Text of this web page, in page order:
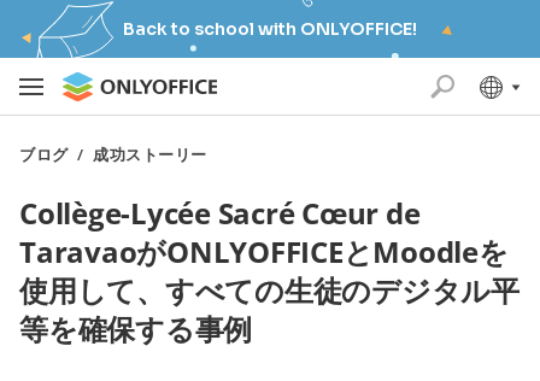
Back to school with ONLYOFFICE!
ブログ/成功ストーリー
Collège-Lycée Sacré Cœur de
TaravaoがONLYOFFICEとMoodleを
使用して、すべての生徒のデジタル平
等を確保する事例